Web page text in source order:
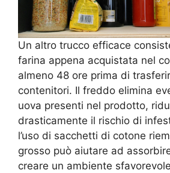
Un altro trucco efficace
farina appena acquistata nel
almeno 48 ore prima di
contenitori. Il freddo elimina
uova presenti nel prodotto,
drasticamente il rischio di
l’uso di sacchetti di cotone
grosso può aiutare ad
creare un ambiente